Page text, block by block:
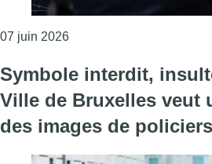
07 juin 2026Consulter l'article "“Des
Symbole interdit,
Ville de Bruxelles veut
des images de